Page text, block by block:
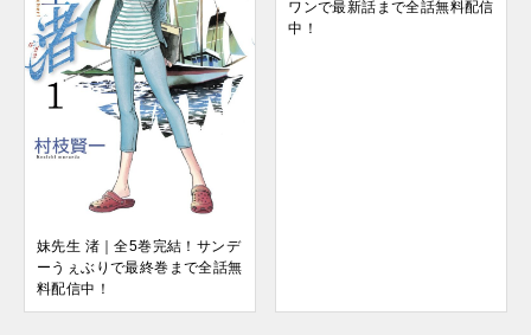
妹先生 渚｜全5巻完結！サンデ
ーうぇぶりで最終巻まで全話無
料配信中！
ワンで最新話まで全話無料配信
中！